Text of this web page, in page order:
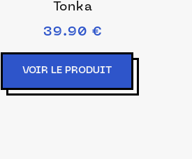
Tonka
39.90 €
VOIR LE PRODUIT